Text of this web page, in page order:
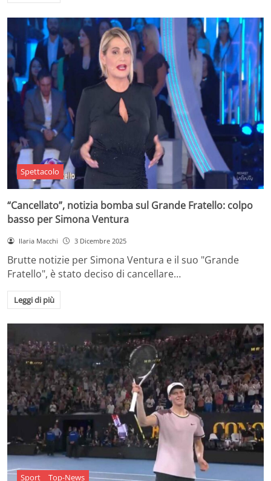
Spettacolo
“Cancellato”, notizia bomba sul Grande Fratello: colpo
basso per Simona Ventura
Ilaria Macchi 3 Dicembre 2025
Brutte notizie per Simona Ventura e il suo "Grande
Fratello", è stato deciso di cancellare…
Leggi di più
Sport Top-News